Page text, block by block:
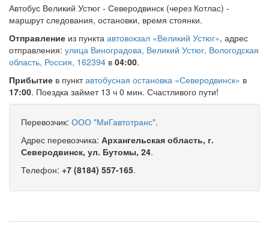
Автобус Великий Устюг - Северодвинск (через Котлас) -
маршрут следования, остановки, время стоянки.
Отправление из пункта автовокзал «Великий Устюг», адрес
отправления: улица Виноградова, Великий Устюг, Вологодская
область, Россия, 162394 в 04:00.
Прибытие в пунктавтобусная остановка «Северодвинск» в
17:00. Поездка займет 13 ч 0 мин. Счастливого пути!
Перевозчик: ООО "МиГавтотранс".
Адрес перевозчика: Архангельская область, г.
Северодвинск, ул. Бутомы, 24.
Телефон: +7 (8184) 557-165.